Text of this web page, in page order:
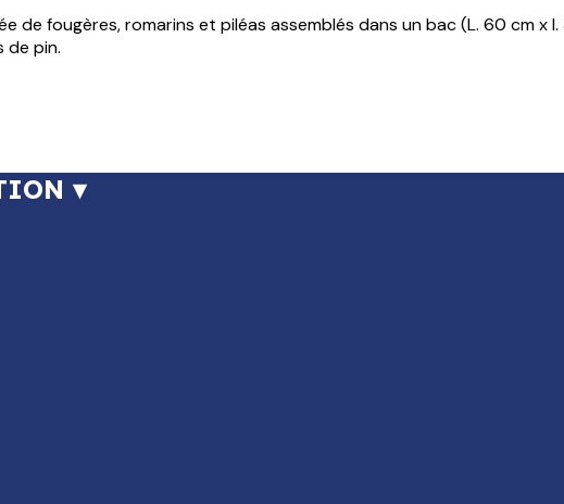
de fougères, romarins et piléas assemblés dans un bac (L. 60 cm x
de pin.
▾